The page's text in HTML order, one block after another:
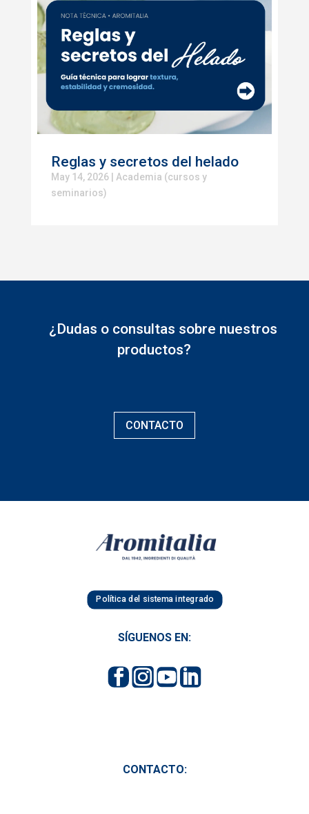
Reglas y secretos del helado
May 14, 2026| Academia (cursos y
seminarios)
¿Dudas o consultas sobre nuestros
productos?
CONTACTO
Política del sistema integrado
SÍGUENOS EN:
CONTACTO: